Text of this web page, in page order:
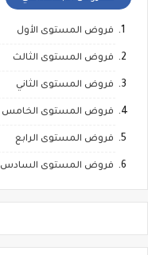
فروض المستوى الأول
فروض المستوى الثالث
فروض المستوى الثاني
فروض المستوى الخامس
فروض المستوى الرابع
فروض المستوى السادس